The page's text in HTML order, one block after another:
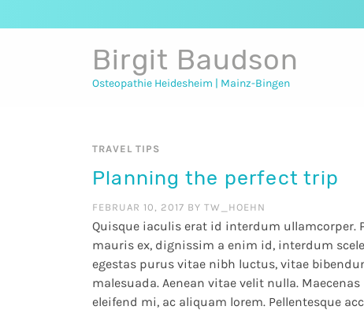
Birgit Baudson
Osteopathie Heidesheim | Mainz-Bingen
TRAVEL TIPS
Planning the perfect trip
FEBRUAR 10, 2017 BY TW_HOEHN
Quisque iaculis erat id interdum ullamcorper.
mauris ex, dignissim a enim id, interdum
egestas purus vitae nibh luctus, vitae
malesuada. Aenean vitae velit nulla.
eleifend mi, ac aliquam lorem. Pellentesque